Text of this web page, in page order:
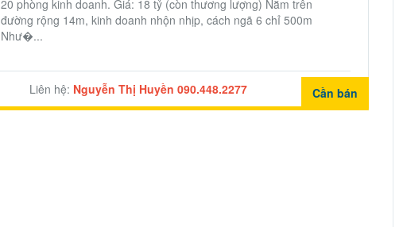
20 phòng kinh doanh. Giá: 18 tỷ (còn thương lượng) Nằm trên
đường rộng 14m, kinh doanh nhộn nhịp, cách ngã 6 chỉ 500m
Như�...
Liên hệ: Nguyễn Thị Huyền 090.448.2277 Cần bán